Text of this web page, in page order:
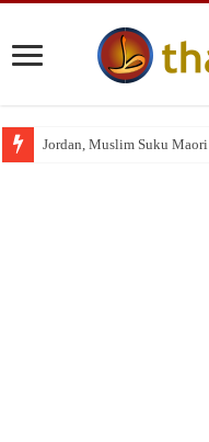
Jordan, Muslim Suku Maori